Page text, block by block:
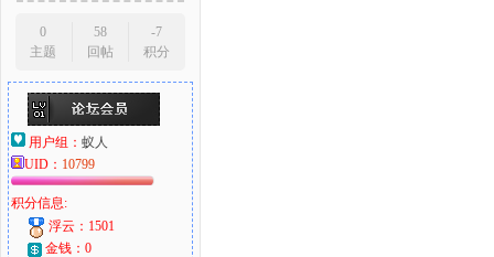
0
主题
58
回帖
-7
积分
用户组： 蚁人
UID： 10799
积分信息:
浮云：1501
金钱：0